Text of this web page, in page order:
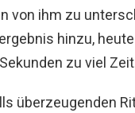
von ihm zu
hinzu,
zu viel
überzeugenden